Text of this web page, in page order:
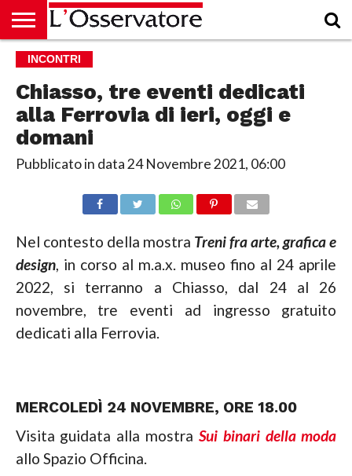
HOME
CULTURA
ECONOMIA
RUBRICHE
ARCHIVIO
PODCAST
ABBONAMENTO
CHI
ACCEDI
INCONTRI
Chiasso, tre eventi dedicati
alla Ferrovia di ieri, oggi e
domani
Pubblicato in data24 Novembre 2021, 06:00
Nel contesto della mostra Treni fra arte, grafica e
design, in corso al m.a.x. museo fino al 24 aprile
2022, si terranno a Chiasso, dal 24 al 26
novembre, tre eventi ad ingresso gratuito
dedicati alla Ferrovia.
MERCOLEDÌ 24 NOVEMBRE, ORE 18.00
Visita guidata alla mostra Sui binari della moda
allo Spazio Officina.